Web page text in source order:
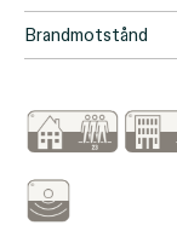
Brandmotstånd